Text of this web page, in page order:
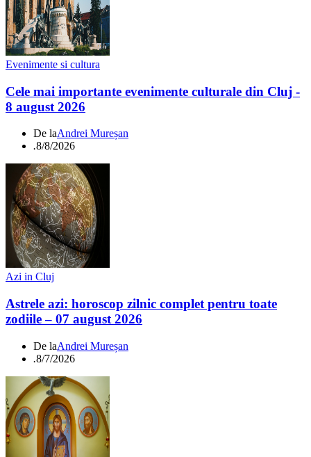
Evenimente si cultura
Cele mai importante evenimente culturale din Cluj -
8 august 2026
De laAndrei Mureșan
.8/8/2026
Azi in Cluj
Astrele azi: horoscop zilnic complet pentru toate
zodiile – 07 august 2026
De laAndrei Mureșan
.8/7/2026